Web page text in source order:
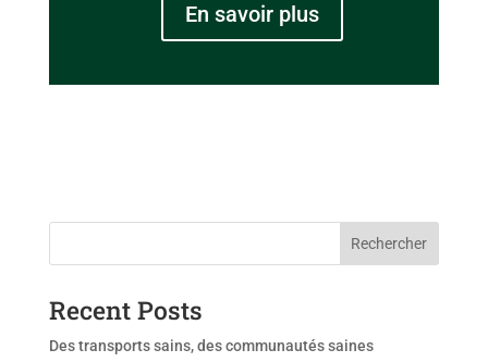
En savoir plus
Rechercher
Recent Posts
Des transports sains, des communautés saines